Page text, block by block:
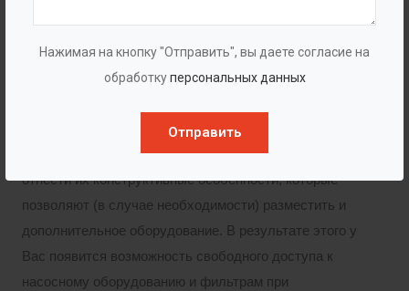
Нажимая на кнопку "Отправить", вы даете согласие на
обработкуперсональных данных
Отправить
К несомненным достоинствам колодцев можно
отнести их конструктивные особенности, которые
позволяют (в случае необходимости) разместить и
дополнительное оборудование. В результате этого у
Вас появится возможность свободного доступа к
насосному оборудованию и фильтрам при